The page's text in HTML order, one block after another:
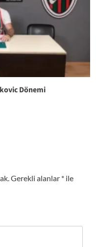
Dönemi
Gerekli alanlar *ile